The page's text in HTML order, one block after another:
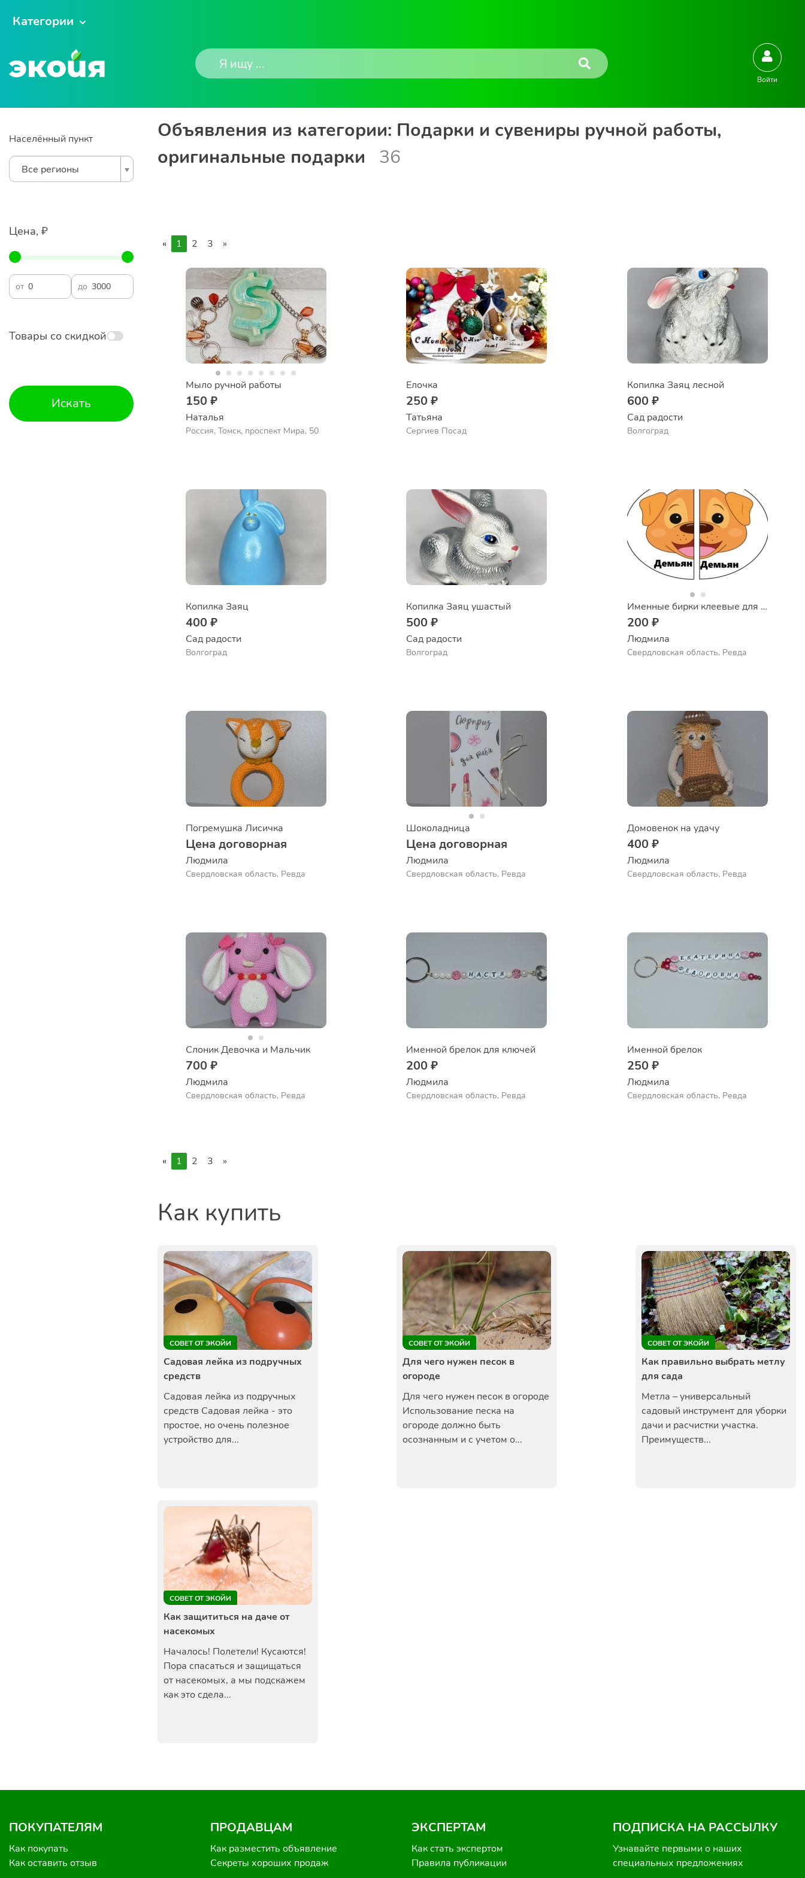
Категории
Войти
Населённый пункт
Все регионы
Цена, ₽
от до
Товары со скидкой
Искать
Объявления из категории: Подарки и сувениры ручной работы,
оригинальные подарки
36
« 1 2 3 »
Мыло ручной работы
150 ₽
Наталья
Россия, Томск, проспект Мира, 50
Елочка
250 ₽
Татьяна
Сергиев Посад
Копилка Заяц лесной
600 ₽
Сад радости
Волгоград
Копилка Заяц
400 ₽
Сад радости
Волгоград
Копилка Заяц ушастый
500 ₽
Сад радости
Волгоград
Именные бирки клеевые для детской обуви
200 ₽
Людмила
Свердловская область, Ревда
Погремушка Лисичка
Цена договорная
Людмила
Свердловская область, Ревда
Шоколадница
Цена договорная
Людмила
Свердловская область, Ревда
Домовенок на удачу
400 ₽
Людмила
Свердловская область, Ревда
Слоник Девочка и Мальчик
700 ₽
Людмила
Свердловская область, Ревда
Именной брелок для ключей
200 ₽
Людмила
Свердловская область, Ревда
Именной брелок
250 ₽
Людмила
Свердловская область, Ревда
« 1 2 3 »
Как купить
СОВЕТ ОТ ЭКОЙИ
Садовая лейка из подручных
средств
Садовая лейка из подручных
средств Садовая лейка - это
простое, но очень полезное
устройство для...
СОВЕТ ОТ ЭКОЙИ
Для чего нужен песок в
огороде
Для чего нужен песок в огороде
Использование песка на
огороде должно быть
осознанным и с учетом о...
СОВЕТ ОТ ЭКОЙИ
Как правильно выбрать метлу
для сада
Метла – универсальный
садовый инструмент для уборки
дачи и расчистки участка.
Преимуществ...
СОВЕТ ОТ ЭКОЙИ
Как защититься на даче от
насекомых
Началось! Полетели! Кусаются!
Пора спасаться и защищаться
от насекомых, а мы подскажем
как это сдела...
ПОКУПАТЕЛЯМ
Как покупать
Как оставить отзыв
ПРОДАВЦАМ
Как разместить объявление
Секреты хороших продаж
ЭКСПЕРТАМ
Как стать экспертом
Правила публикации
ПОДПИСКА НА РАССЫЛКУ
Узнавайте первыми о наших
специальных предложениях